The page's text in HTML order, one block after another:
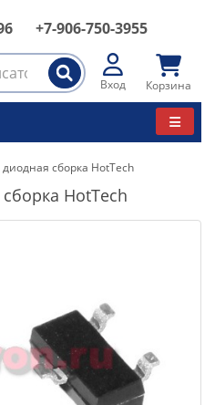
+7-906-750-3955
Вход Корзина
диодная сборка HotTech
HotTech